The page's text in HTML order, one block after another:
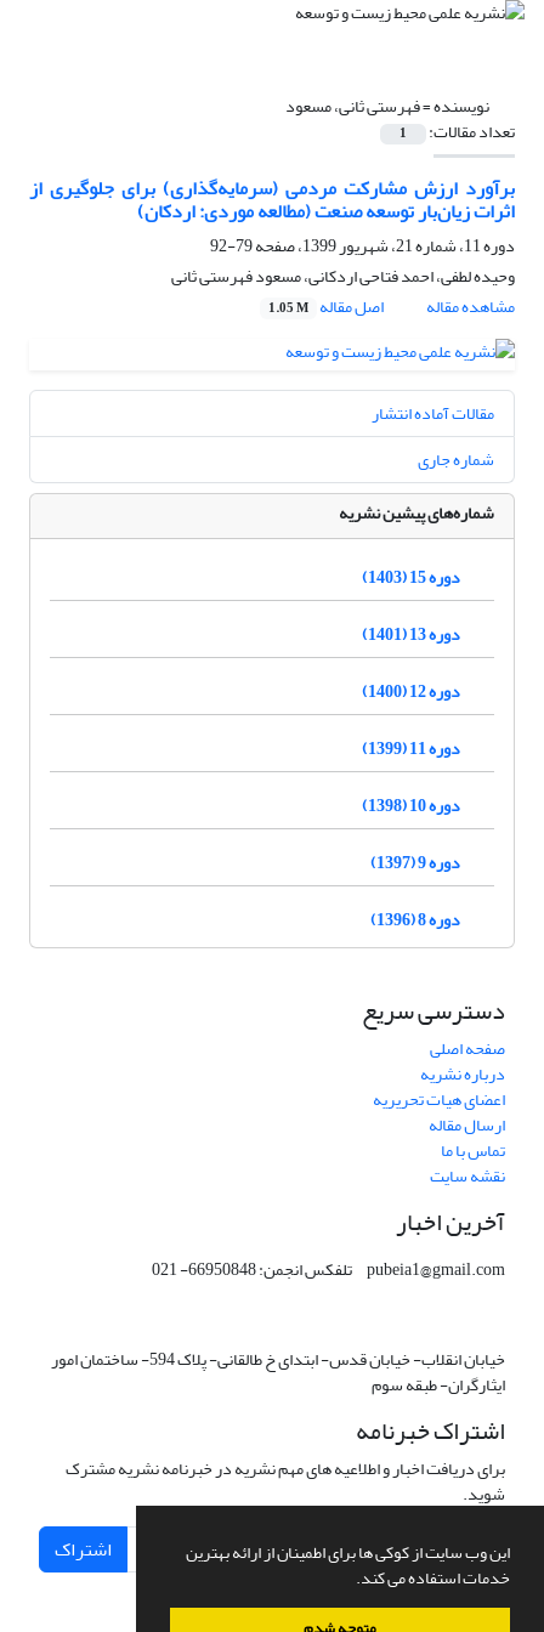
این وب سایت از کوکی ها برای اطمینان از ارائه بهترین
خدمات استفاده می کند.
نویسنده =فهرستی ثانی، مسعود
تعداد مقالات: 1
برآورد ارزش مشارکت مردمی (سرمایه‌گذاری) برای جلوگیری از
اثرات زیان‌‌بار توسعه صنعت (مطالعه موردی: اردکان)
دوره 11، شماره 21، شهریور 1399، صفحه
79-92
وحیده لطفی، احمد فتاحی اردکانی، مسعود فهرستی ثانی
مشاهده مقاله
اصل مقاله 1.05 M
مقالات آماده انتشار
شماره جاری
شماره‌های پیشین نشریه
دوره 15 (1403)
دوره 13 (1401)
دوره 12 (1400)
دوره 11 (1399)
دوره 10 (1398)
دوره 9 (1397)
دوره 8 (1396)
دسترسی سریع
صفحه اصلی
درباره نشریه
اعضای هیات تحریریه
ارسال مقاله
تماس با ما
نقشه سایت
آخرین اخبار
pubeia1@gmail.com تلفکس انجمن: 66950848- 021
خیابان انقلاب- خیابان قدس- ابتدای خ طالقانی- پلاک 594- ساختمان امور
ایثارگران- طبقه سوم
اشتراک خبرنامه
برای دریافت اخبار و اطلاعیه های مهم نشریه در خبرنامه نشریه مشترک
شوید.
اشتراک